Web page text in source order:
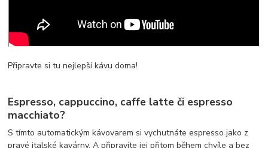
Připravte si tu nejlepší kávu doma!
Espresso, cappuccino, caffe latteči espresso
macchiato?
S tímto automatickým kávovarem si vychutnáte espresso jako z
pravé italské kavárny. A připravíte jej přitom během chvíle a bez